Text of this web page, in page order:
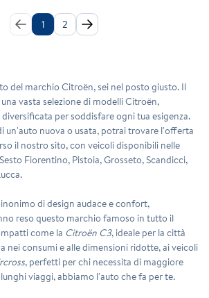
1 2
del marchioCitroën, sei nel posto giusto. Il
vasta selezione di modelli Citroën,
per soddisfare ogni tua esigenza.
un'auto nuova o usata, potrai trovare l'offerta
il nostro sito, con veicoli disponibili nelle
Fiorentino, Pistoia, Grosseto, Scandicci,
di design audace e confort,
reso questo marchio famoso in tutto il
come la Citroën C3, ideale per la città
nei consumi e alle dimensioni ridotte, ai veicoli
, perfetti per chi necessita di maggiore
viaggi, abbiamo l'auto che fa per te.